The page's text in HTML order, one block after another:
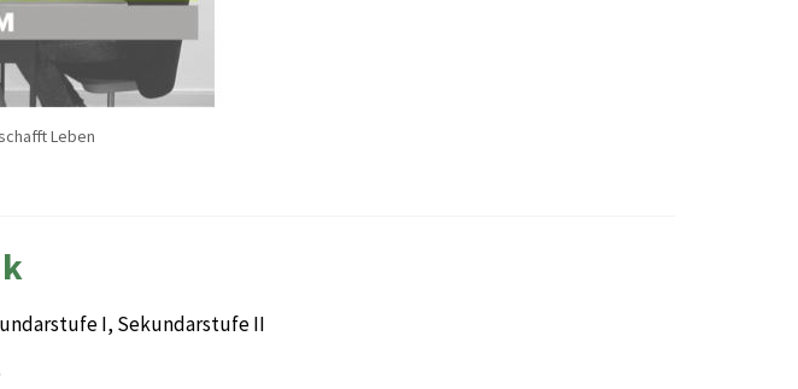
Leben
I, Sekundarstufe II